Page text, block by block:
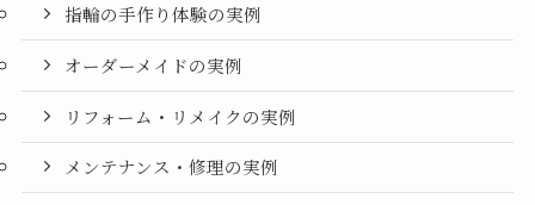
指輪の手作り体験の実例
オーダーメイドの実例
リフォーム・リメイクの実例
メンテナンス・修理の実例